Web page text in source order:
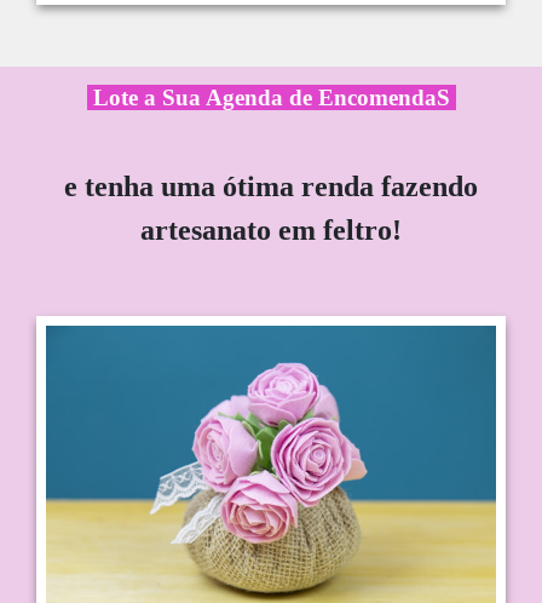
Lote a Sua Agenda de EncomendaS
e tenha uma ótima renda fazendo
artesanato em feltro!